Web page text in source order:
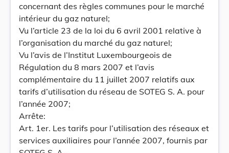
concernant des règles communes pour le marché
intérieur du gaz naturel;
Vu l’article 23 de la loi du 6 avril 2001 relative à
l’organisation du marché du gaz naturel;
Vu l’avis de l’Institut Luxembourgeois de
Régulation du 8 mars 2007 et l’avis
complémentaire du 11 juillet 2007 relatifs aux
tarifs d’utilisation du réseau de SOTEG S. A. pour
l’année 2007;
Arrête:
Art. 1er. Les tarifs pour l’utilisation des réseaux et
services auxiliaires pour l’année 2007, fournis par